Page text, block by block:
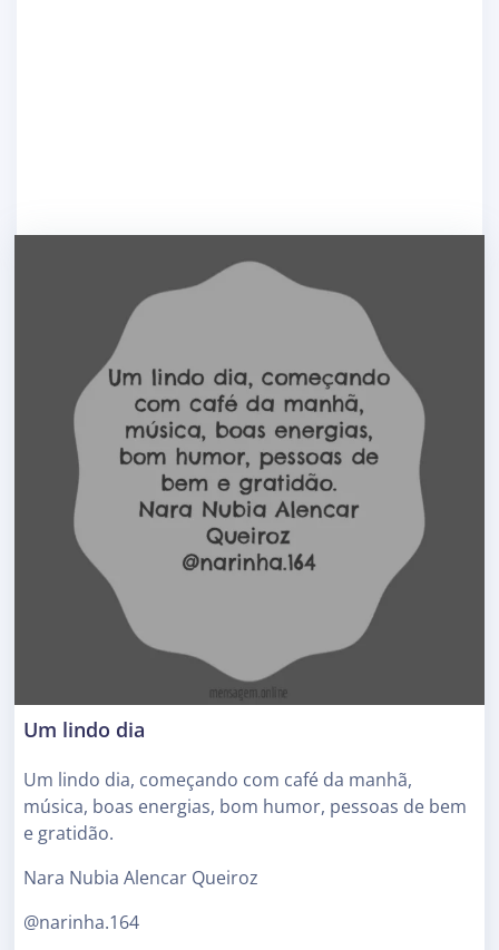
Um lindo dia
Um lindo dia, começando com café da manhã,
música, boas energias, bom humor, pessoas de bem
e gratidão.
Nara Nubia Alencar Queiroz
@narinha.164